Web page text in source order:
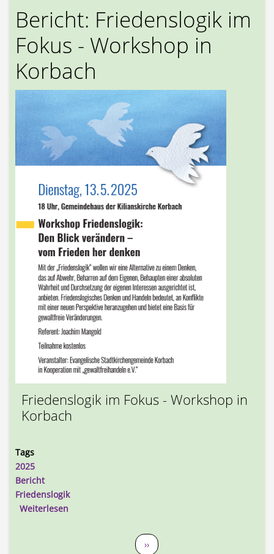
Bericht: Friedenslogik im
Fokus - Workshop in
Korbach
Friedenslogik im Fokus - Workshop in
Korbach
Tags
2025
Bericht
Friedenslogik
Weiterlesen
SeitennummerierungNächste Seite
››